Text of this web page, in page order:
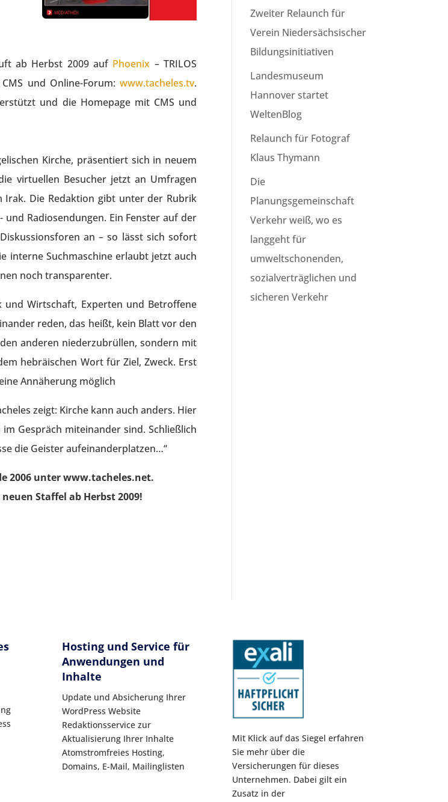
ab Herbst 2009 auf Phoenix – TRILOS
und Online-Forum:www.tacheles.tv.
und die Homepage mit CMS und
Kirche, präsentiert sich in neuem
virtuellen Besucher jetzt an Umfragen
Irak. Die Redaktion gibt unter der Rubrik
Radiosendungen. Ein Fenster auf der
an – so lässt sich sofort
interne Suchmaschine erlaubt jetzt auch
noch transparenter.
und Wirtschaft, Experten und Betroffene
reden, das heißt, kein Blatt vor den
anderen niederzubrüllen, sondern mit
hebräischen Wort für Ziel, Zweck. Erst
Annäherung möglich
zeigt: Kirche kann auch anders. Hier
Gespräch miteinander sind. Schließlich
die Geister aufeinanderplatzen…“
2006 unter www.tacheles.net.
Staffel ab Herbst 2009!
Zweiter Relaunch für
Verein Niedersächsischer
Bildungsinitiativen
Landesmuseum
Hannover startet
WeltenBlog
Relaunch für Fotograf
Klaus Thymann
Die
Planungsgemeinschaft
Verkehr weiß, wo es
langgeht für
umweltschonenden,
sozialverträglichen und
sicheren Verkehr
Hosting und Service für
Anwendungen und
Inhalte
Update und Absicherung Ihrer
WordPress Website
Redaktionsservice zur
Aktualisierung Ihrer Inhalte
Atomstromfreies Hosting,
Domains, E-Mail, Mailinglisten
Mit Klick auf das Siegel erfahren
Sie mehr über die
Versicherungen für dieses
Unternehmen. Dabei gilt ein
Zusatz in der